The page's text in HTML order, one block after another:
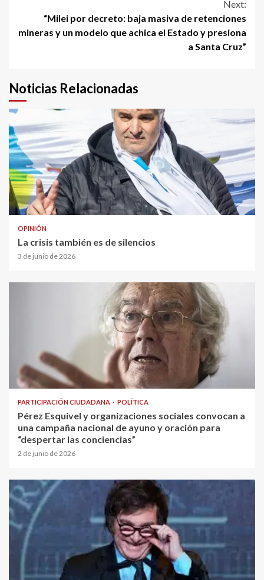
Next:
“Milei por decreto: baja masiva de retenciones
mineras y un modelo que achica el Estado y presiona
a Santa Cruz”
Noticias Relacionadas
OPINIÓN
La crisis también es de silencios
3 de junio de 2026
PARTICIPACIÓN CIUDADANA POLÍTICA
Pérez Esquivel y organizaciones sociales convocan a
una campaña nacional de ayuno y oración para
“despertar las conciencias”
2 de junio de 2026